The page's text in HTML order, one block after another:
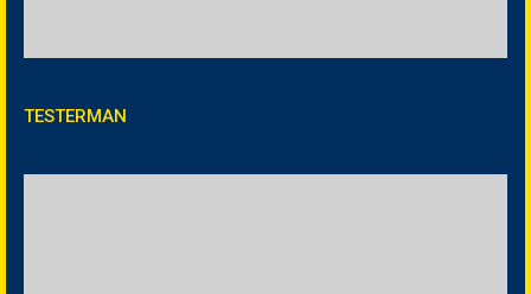
TESTERMAN